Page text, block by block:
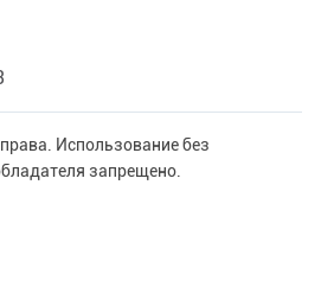
Использование без
запрещено.